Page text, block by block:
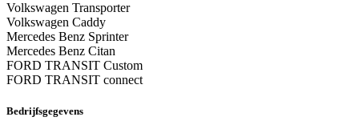
Volkswagen Transporter
Volkswagen Caddy
Mercedes Benz Sprinter
Mercedes Benz Citan
FORD TRANSIT Custom
FORD TRANSIT connect
Bedrijfsgegevens